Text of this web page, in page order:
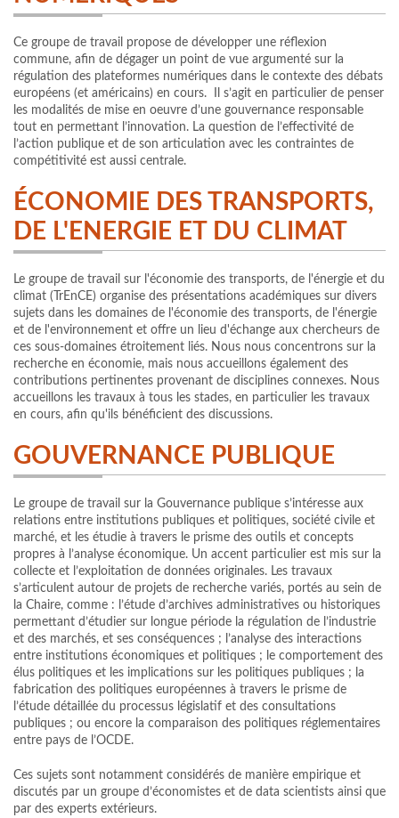
Ce groupe de travail propose de développer une réflexion
commune, afin de dégager un point de vue argumenté sur la
régulation des plateformes numériques dans le contexte des débats
européens (et américains) en cours. Il s’agit en particulier de penser
les modalités de mise en oeuvre d’une gouvernance responsable
tout en permettant l’innovation. La question de l’effectivité de
l’action publique et de son articulation avec les contraintes de
compétitivité est aussi centrale.
ÉCONOMIE DES TRANSPORTS,
DE L'ENERGIE ET DU CLIMAT
Le groupe de travail sur l'économie des transports, de l'énergie et du
climat (TrEnCE) organise des présentations académiques sur divers
sujets dans les domaines de l'économie des transports, de l'énergie
et de l'environnement et offre un lieu d'échange aux chercheurs de
ces sous-domaines étroitement liés. Nous nous concentrons sur la
recherche en économie, mais nous accueillons également des
contributions pertinentes provenant de disciplines connexes. Nous
accueillons les travaux à tous les stades, en particulier les travaux
en cours, afin qu'ils bénéficient des discussions.
GOUVERNANCE PUBLIQUE
Le groupe de travail sur la Gouvernance publique s’intéresse aux
relations entre institutions publiques et politiques, société civile et
marché, et les étudie à travers le prisme des outils et concepts
propres à l’analyse économique. Un accent particulier est mis sur la
collecte et l’exploitation de données originales. Les travaux
s’articulent autour de projets de recherche variés, portés au sein de
la Chaire, comme : l’étude d’archives administratives ou historiques
permettant d’étudier sur longue période la régulation de l’industrie
et des marchés, et ses conséquences ; l’analyse des interactions
entre institutions économiques et politiques ; le comportement des
élus politiques et les implications sur les politiques publiques ; la
fabrication des politiques européennes à travers le prisme de
l’étude détaillée du processus législatif et des consultations
publiques ; ou encore la comparaison des politiques réglementaires
entre pays de l’OCDE.
Ces sujets sont notamment considérés de manière empirique et
discutés par un groupe d’économistes et de data scientists ainsi que
par des experts extérieurs.